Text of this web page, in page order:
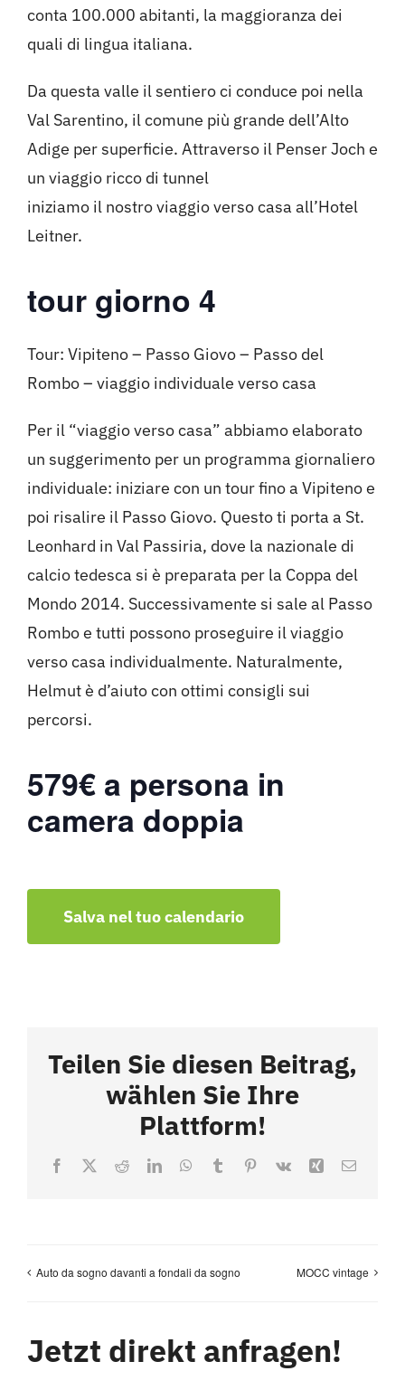
conta 100.000 abitanti, la maggioranza dei
quali di lingua italiana.
Da questa valle il sentiero ci conduce poi nella
Val Sarentino, il comune più grande dell’Alto
Adige per superficie. Attraverso il Penser Joch e
un viaggio ricco di tunnel
iniziamo il nostro viaggio verso casa all’Hotel
Leitner.
tour giorno 4
Tour: Vipiteno – Passo Giovo – Passo del
Rombo – viaggio individuale verso casa
Per il “viaggio verso casa” abbiamo elaborato
un suggerimento per un programma giornaliero
individuale: iniziare con un tour fino a Vipiteno e
poi risalire il Passo Giovo. Questo ti porta a St.
Leonhard in Val Passiria, dove la nazionale di
calcio tedesca si è preparata per la Coppa del
Mondo 2014. Successivamente si sale al Passo
Rombo e tutti possono proseguire il viaggio
verso casa individualmente. Naturalmente,
Helmut è d’aiuto con ottimi consigli sui
percorsi.
579€ a persona in
camera doppia
Salva nel tuo calendario
Teilen Sie diesen Beitrag,
wählen Sie Ihre
Plattform!
Facebook
X RedditLinkedInWhatsApp
TumblrPinterest
Vk Xing Email
Auto da sogno davanti a fondali da sogno MOCC vintage
Jetzt direkt anfragen!